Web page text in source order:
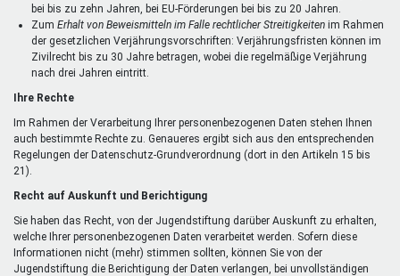
bei bis zu zehn Jahren, bei EU-Förderungen bei bis zu 20 Jahren.
Zum Erhalt von Beweismitteln im Falle rechtlicher Streitigkeiten im Rahmen
der gesetzlichen Verjährungsvorschriften: Verjährungsfristen können im
Zivilrecht bis zu 30 Jahre betragen, wobei die regelmäßige Verjährung
nach drei Jahren eintritt.
Ihre Rechte
Im Rahmen der Verarbeitung Ihrer personenbezogenen Daten stehen Ihnen
auch bestimmte Rechte zu. Genaueres ergibt sich aus den entsprechenden
Regelungen der Datenschutz-Grundverordnung (dort in den Artikeln 15 bis
21).
Recht auf Auskunft und Berichtigung
Sie haben das Recht, von der Jugendstiftung darüber Auskunft zu erhalten,
welche Ihrer personenbezogenen Daten verarbeitet werden. Sofern diese
Informationen nicht (mehr) stimmen sollten, können Sie von der
Jugendstiftung die Berichtigung der Daten verlangen, bei unvollständigen